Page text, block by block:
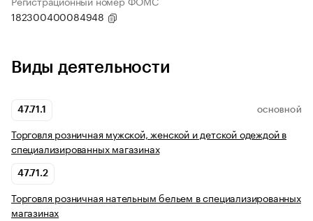
182300400084948
Виды деятельности
47.71.1 ОСНОВНОЙ
Торговля розничная мужской, женской и детской одеждой в
специализированных магазинах
47.71.2
Торговля розничная нательным бельем в специализированных
магазинах